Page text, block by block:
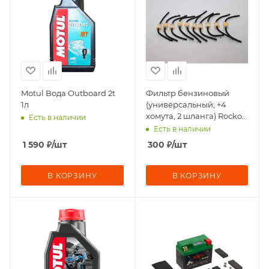
Motul Вода Outboard 2t
1л
Есть в наличии
1 590 ₽/шт
В КОРЗИНУ
Фильтр бензиновый
(универсальный; +4
хомута, 2 шланга) Rockot-
Motors
Есть в наличии
300 ₽/шт
В КОРЗИНУ